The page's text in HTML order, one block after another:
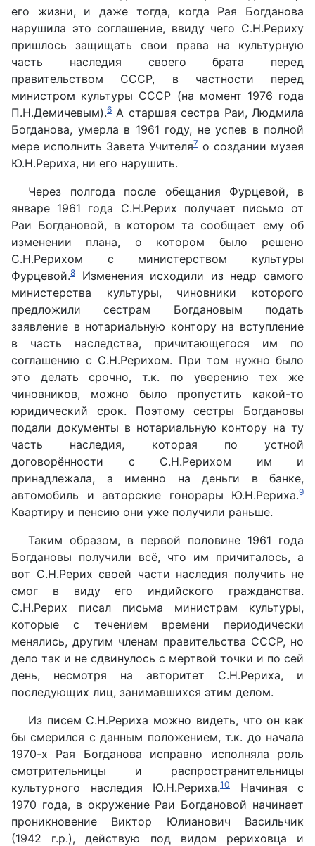
его жизни, и даже тогда, когда Рая Богданова
нарушила это соглашение, ввиду чего С.Н.Рериху
пришлось защищать свои права на культурную
часть наследия своего брата перед
правительством СССР, в частности перед
министром культуры СССР (на момент 1976 года
П.Н.Демичевым).6 А старшая сестра Раи, Людмила
Богданова, умерла в 1961 году, не успев в полной
мере исполнить Завета Учителя7 о создании музея
Ю.Н.Рериха, ни его нарушить.
Через полгода после обещания Фурцевой, в
январе 1961 года С.Н.Рерих получает письмо от
Раи Богдановой, в котором та сообщает ему об
изменении плана, о котором было решено
С.Н.Рерихом с министерством культуры
Фурцевой.8
Изменения исходили из недр самого
министерства культуры, чиновники которого
предложили сестрам Богдановым подать
заявление в нотариальную контору на вступление
в часть наследства, причитающегося им по
соглашению с С.Н.Рерихом. При том нужно было
это делать срочно, т.к. по уверению тех же
чиновников, можно было пропустить какой-то
юридический срок. Поэтому сестры Богдановы
подали документы в нотариальную контору на ту
часть наследия, которая по устной
договорённости с С.Н.Рерихом им и
принадлежала, а именно на деньги в банке,
автомобиль и авторские гонорары Ю.Н.Рериха.9
Квартиру и пенсию они уже получили раньше.
Таким образом, в первой половине 1961 года
Богдановы получили всё, что им причиталось, а
вот С.Н.Рерих своей части наследия получить не
смог в виду его индийского гражданства.
С.Н.Рерих писал письма министрам культуры,
которые с течением времени периодически
менялись, другим членам правительства СССР, но
дело так и не сдвинулось с мертвой точки и по сей
день, несмотря на авторитет С.Н.Рериха, и
последующих лиц, занимавшихся этим делом.
Из писем С.Н.Рериха можно видеть, что он как
бы смерился с данным положением, т.к. до начала
1970-х Рая Богданова исправно исполняла роль
смотрительницы и распространительницы
культурного наследия Ю.Н.Рериха.10
Начиная с
1970 года, в окружение Раи Богдановой начинает
проникновение Виктор Юлианович Васильчик
(1942 г.р.), действую под видом рериховца и